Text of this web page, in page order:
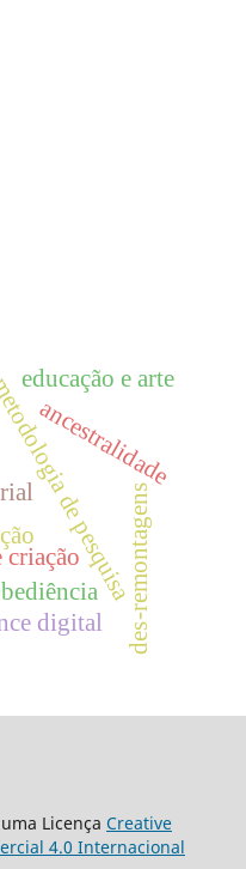
de pesquisa
criação
ancestralidade
digital des-remontagens
educação e arte
Licença Creative
4.0 Internacional